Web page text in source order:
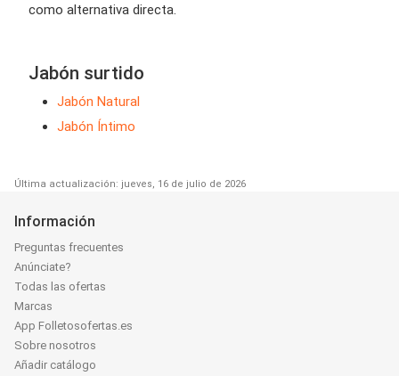
como alternativa directa.
Jabón surtido
Jabón Natural
Jabón Íntimo
Última actualización: jueves, 16 de julio de 2026
Información
Preguntas frecuentes
Anúnciate?
Todas las ofertas
Marcas
App Folletosofertas.es
Sobre nosotros
Añadir catálogo